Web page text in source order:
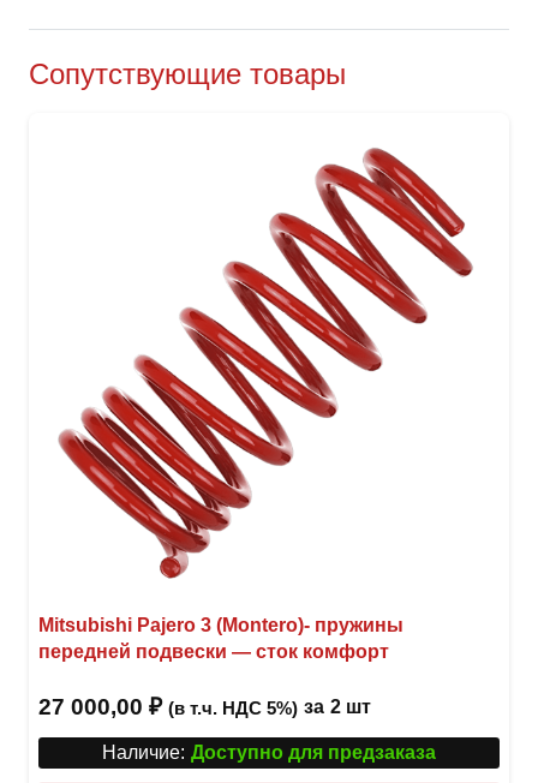
Сопутствующие товары
Mitsubishi Pajero 3 (Montero)- пружины
передней подвески — сток комфорт
27 000,00 ₽ (в т.ч. НДС 5%) за 2 шт
Наличие: Доступно для предзаказа